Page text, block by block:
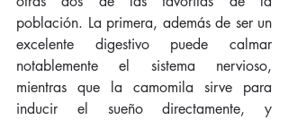
población. La primera, además de ser un
excelente digestivo puede calmar
notablemente el sistema nervioso,
mientras que la camomila sirve para
inducir el sueño directamente, y